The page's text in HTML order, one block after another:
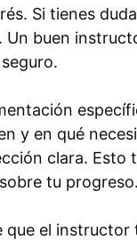
Si tienes
Un buen
y en qué
clara. Esto
tu progreso.
que el instructor